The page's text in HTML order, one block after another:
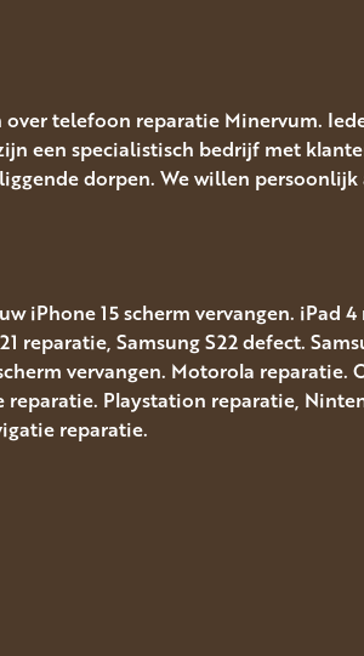
telefoon reparatie Minervum.
een specialistisch bedrijf met
dorpen. We willen
iPhone 15 scherm vervangen. iPad
reparatie, Samsung S22 defect.
vervangen. Motorola reparatie.
Playstation reparatie,
reparatie.